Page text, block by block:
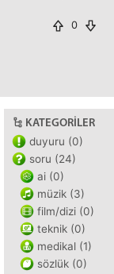
0
KATEGORILER
duyuru (0)
soru (24)
ai (0)
müzik (3)
film/dizi (0)
teknik (0)
medikal (1)
sözlük (0)